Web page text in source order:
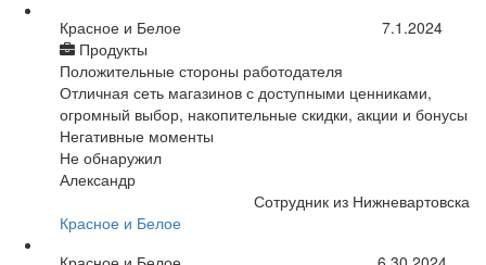
Красное и Белое
Продукты
7.1.2024
Положительные стороны работодателя
Отличная сеть магазинов с доступными ценниками,
огромный выбор, накопительные скидки, акции и бонусы
Негативные моменты
Не обнаружил
Александр
Сотрудник из Нижневартовска
Красное и Белое